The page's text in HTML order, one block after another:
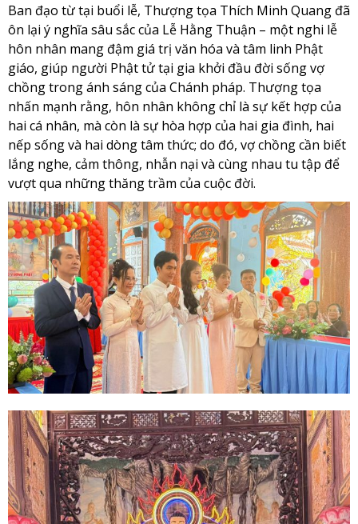
Ban đạo từ tại buổi lễ, Thượng tọa Thích Minh Quang đã
ôn lại ý nghĩa sâu sắc của Lễ Hằng Thuận – một nghi lễ
hôn nhân mang đậm giá trị văn hóa và tâm linh Phật
giáo, giúp người Phật tử tại gia khởi đầu đời sống vợ
chồng trong ánh sáng của Chánh pháp. Thượng tọa
nhấn mạnh rằng, hôn nhân không chỉ là sự kết hợp của
hai cá nhân, mà còn là sự hòa hợp của hai gia đình, hai
nếp sống và hai dòng tâm thức; do đó, vợ chồng cần biết
lắng nghe, cảm thông, nhẫn nại và cùng nhau tu tập để
vượt qua những thăng trầm của cuộc đời.